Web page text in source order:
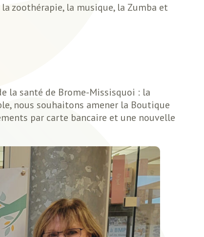
zoothérapie, la musique, la Zumba et
la santé de Brome-Missisquoi : la
nous souhaitons amener la Boutique
par carte bancaire et une nouvelle